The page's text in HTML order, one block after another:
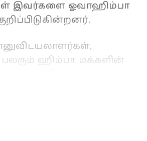
இவர்களை ஓவாஹிம்பா
ஹிம்பா மக்களின்